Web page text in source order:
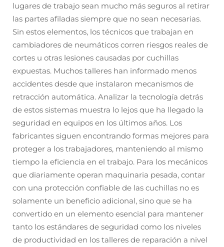
lugares de trabajo sean mucho más seguros al retirar
las partes afiladas siempre que no sean necesarias.
Sin estos elementos, los técnicos que trabajan en
cambiadores de neumáticos corren riesgos reales de
cortes u otras lesiones causadas por cuchillas
expuestas. Muchos talleres han informado menos
accidentes desde que instalaron mecanismos de
retracción automática. Analizar la tecnología detrás
de estos sistemas muestra lo lejos que ha llegado la
seguridad en equipos en los últimos años. Los
fabricantes siguen encontrando formas mejores para
proteger a los trabajadores, manteniendo al mismo
tiempo la eficiencia en el trabajo. Para los mecánicos
que diariamente operan maquinaria pesada, contar
con una protección confiable de las cuchillas no es
solamente un beneficio adicional, sino que se ha
convertido en un elemento esencial para mantener
tanto los estándares de seguridad como los niveles
de productividad en los talleres de reparación a nivel